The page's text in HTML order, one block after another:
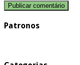
Patronos